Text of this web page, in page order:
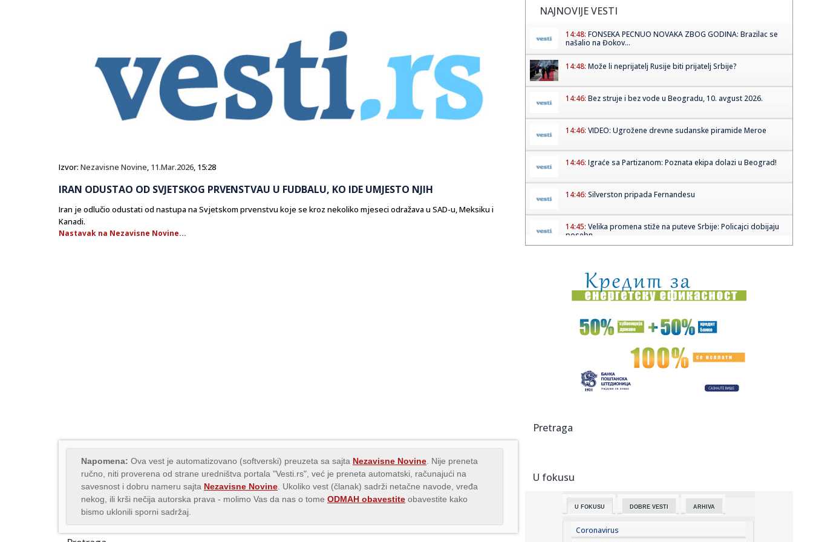
Izvor: Nezavisne Novine, 11.Mar.2026, 15:28
IRAN ODUSTAO OD SVJETSKOG PRVENSTVAU U FUDBALU, KO IDE UMJESTO NJIH
Iran je odlučio odustati od nastupa na Svjetskom prvenstvu koje se kroz nekoliko mjeseci odražava u SAD-u, Meksiku i
Kanadi.
Nastavak na Nezavisne Novine...
Napomena: Ova vest je automatizovano (softverski) preuzeta sa sajta Nezavisne Novine . Nije preneta
ručno, niti proverena od strane uredništva portala "Vesti.rs", već je preneta automatski, računajući na
savesnost i dobru nameru sajta Nezavisne Novine . Ukoliko vest (članak) sadrži netačne navode, vređa
nekog, ili krši nečija autorska prava - molimo Vas da nas o tome ODMAH obavestite obavestite kako
bismo uklonili sporni sadržaj.
NAJNOVIJE VESTI
14:48: FONSEKA PECNUO NOVAKA ZBOG GODINA: Brazilac se
našalio na Đokov...
14:48: Može li neprijatelj Rusije biti prijatelj Srbije?
14:46: Bez struje i bez vode u Beogradu, 10. avgust 2026.
14:46: VIDEO: Ugrožene drevne sudanske piramide Meroe
14:46: Igraće sa Partizanom: Poznata ekipa dolazi u Beograd!
14:46: Silverston pripada Fernandesu
14:45: Velika promena stiže na puteve Srbije: Policajci dobijaju
posebn...
14:37:Blokaderski mediji tuguju: Hromos gasi proizvodnju u
Zagrebu, deo...
14:34:Sahrane i kremacije u Beogradu, 10. avgust 2026.
Bešiktaš i Vlahović – prvi pozitivni signali Srbina
14:31:Vučić o izborima i blokaderima: Ako pobede, čestitaću im,
14:30:
14:30:
Opservatorija NASA-e pada na Zemlju, a njeno
Pretraga
U fokusu
U FOKUSU DOBRE VESTI ARHIVA
Coronavirus